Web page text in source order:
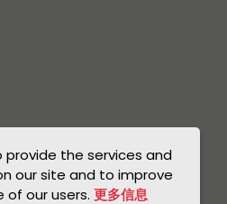
provide the services and
our site and to improve
of our users. 更多信息